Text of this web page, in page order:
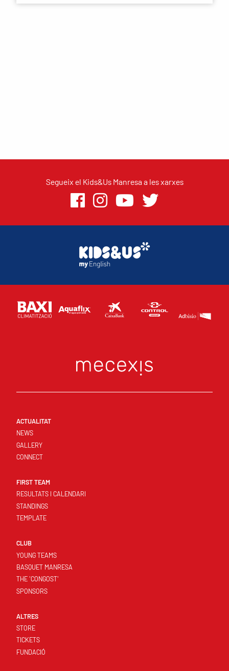
Segueix el Kids&Us Manresa a les xarxes
ACTUALITAT
NEWS
GALLERY
CONNECT
FIRST TEAM
RESULTATS I CALENDARI
STANDINGS
TEMPLATE
CLUB
YOUNG TEAMS
BASQUET MANRESA
THE 'CONGOST'
SPONSORS
ALTRES
STORE
TICKETS
FUNDACIÓ